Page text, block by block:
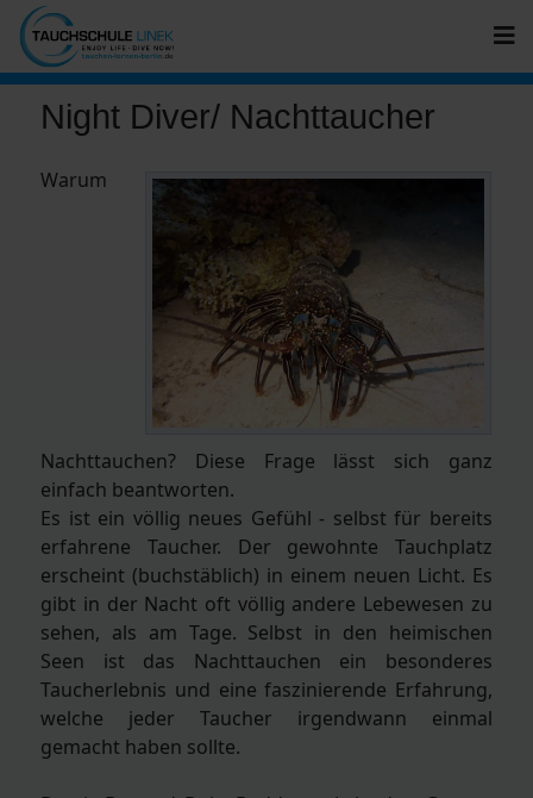
Night Diver/ Nachttaucher
Warum
Nachttauchen? Diese Frage lässt sich ganz
einfach beantworten.
Es ist ein völlig neues Gefühl - selbst für bereits
erfahrene Taucher. Der gewohnte Tauchplatz
erscheint (buchstäblich) in einem neuen Licht. Es
gibt in der Nacht oft völlig andere Lebewesen zu
sehen, als am Tage. Selbst in den heimischen
Seen ist das Nachttauchen ein besonderes
Taucherlebnis und eine faszinierende Erfahrung,
welche jeder Taucher irgendwann einmal
gemacht haben sollte.